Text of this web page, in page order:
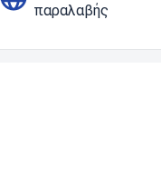
παραλαβής